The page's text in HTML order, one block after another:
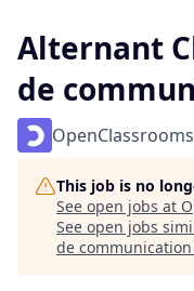
Alternant
de
OpenClassrooms
This job is no
See open jobs at
See open jobs
de